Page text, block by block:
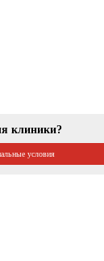
клиники?
условия